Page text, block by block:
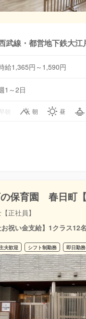
武線・都営地下鉄大
給1,365円～1,590円
1～2日
朝 朝 昼
保育園 春日町【
正社員】
祝い金支給】1クラス12
夫歓迎 シフト制勤務 即日勤務